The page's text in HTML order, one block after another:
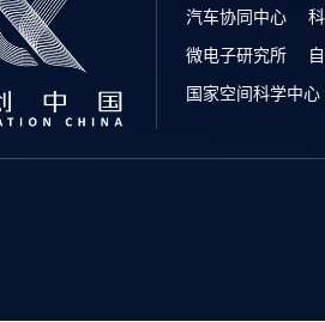
汽车协同中心
微电子研究所
国家空间科学中心